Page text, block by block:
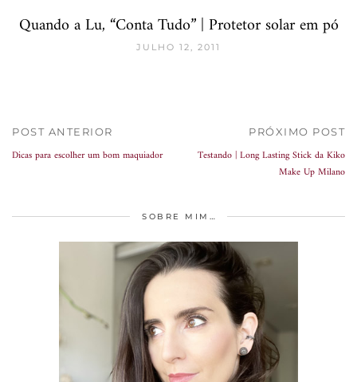
Quando a Lu, “Conta Tudo” | Protetor solar em pó
JULHO 12, 2011
POST ANTERIOR
Dicas para escolher um bom maquiador
PRÓXIMO POST
Testando | Long Lasting Stick da Kiko
Make Up Milano
SOBRE MIM…